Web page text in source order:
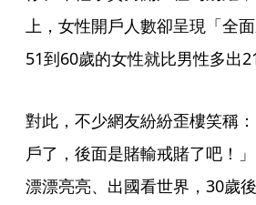
上，女性開戶人數卻呈現「全
51到60歲的女性就比男性多出
對此，不少網友紛紛歪樓笑稱
戶了，後面是賭輸戒賭了吧！
漂漂亮亮、出國看世界，30歲